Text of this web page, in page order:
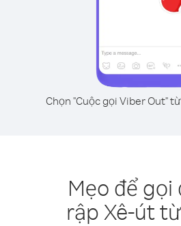
Chọn "Cuộc gọi Viber Out"
Mẹo để gọi
rập Xê-út